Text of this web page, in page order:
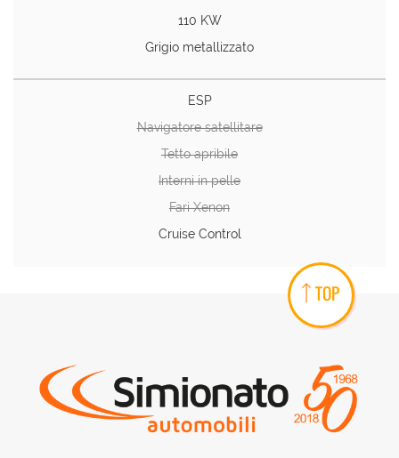
110 KW
Grigio metallizzato
ESP
Navigatore satellitare
Tetto apribile
Interni in pelle
Fari Xenon
Cruise Control
TOP